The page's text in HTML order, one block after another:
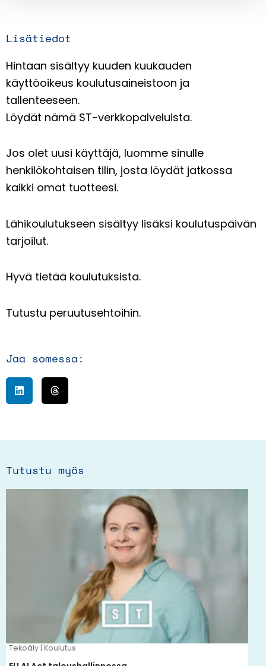
Lisätiedot
Hintaan sisältyy kuuden kuukauden
käyttöoikeus koulutusaineistoon ja
tallenteeseen.
Löydät nämä ST-verkkopalveluista.
Jos olet uusi käyttäjä, luomme sinulle
henkilökohtaisen tilin, josta löydät jatkossa
kaikki omat tuotteesi.
Lähikoulutukseen sisältyy lisäksi koulutuspäivän
tarjoilut.
Hyvä tietää koulutuksista.
Tutustu peruutusehtoihin.
Jaa somessa:
Tutustu myös
Tekoäly | Koulutus
Tällä
tuotteella
on
useampi
muunnelma.
Voit
tehdä
valinnat
tuotteen